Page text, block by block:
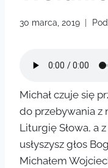
30 marca, 2019
Michał czuje się
do przebywania z
Liturgię Słowa, a
usłyszysz głos
Michałem